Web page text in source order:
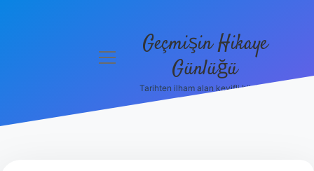
menüyü
Geçmişin Hikaye
Günlüğü
Tarihten ilham alan keyifli bilgiler!